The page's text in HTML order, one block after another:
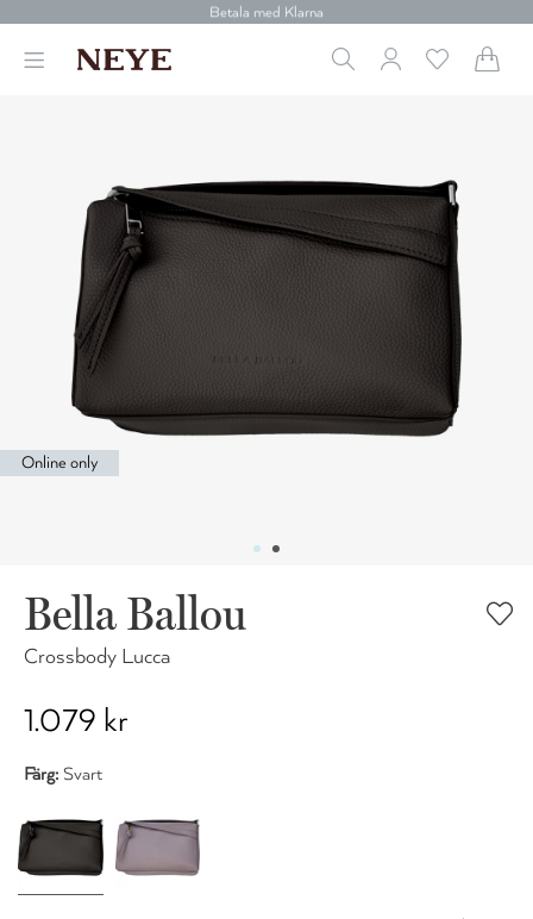
30 dagars retur
Betala med Klarna
Leverans 1-4 arbetsdagar
Online only
Bella Ballou
Crossbody Lucca
1.079 kr
Färg: Svart